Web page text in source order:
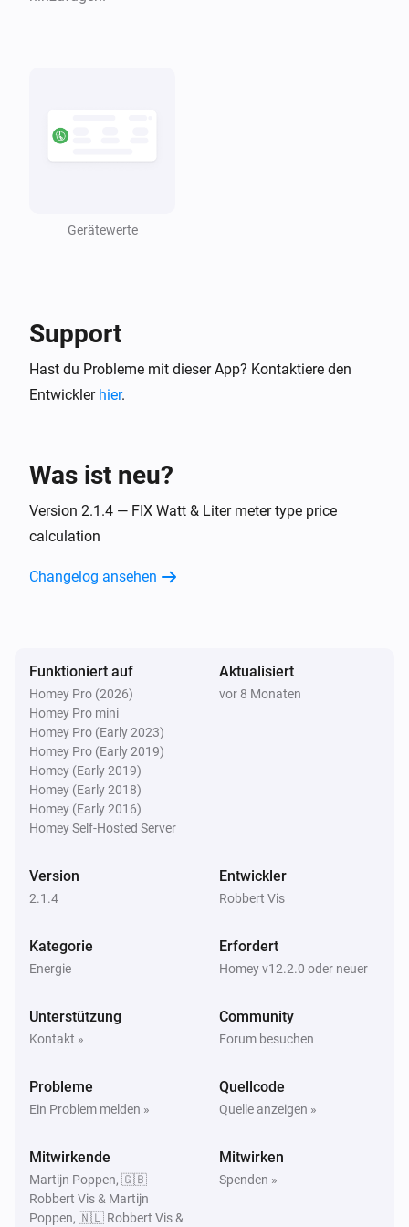
Der Laufende Alarm wurde eingeschaltet
Flüssigkeitszähler (gal)
Der monetäre Wert hat sich geändert
Flüssigkeitszähler (L)
Der laufende Alarm wurde ausgeschaltet
Gaszähler (ft3)
Der Laufende Alarm wurde eingeschaltet
Gaszähler (ft3)
Der laufende Alarm wurde ausgeschaltet
Gaszähler (ft3)
Gaszähler (m3)
Gewichtsmesser (oz)
Der Laufende Alarm wurde eingeschaltet
Gerätewerte
Support
Hast du Probleme mit dieser App? Kontaktiere den
Entwickler hier.
Was ist neu?
Version 2.1.4 — FIX Watt & Liter meter type price
calculation
Changelog ansehen
Funktioniert auf
Homey Pro (2026)
Homey Pro mini
Homey Pro (Early 2023)
Homey Pro (Early 2019)
Homey (Early 2019)
Homey (Early 2018)
Homey (Early 2016)
Homey Self-Hosted Server
Aktualisiert
vor 8 Monaten
Version
2.1.4
Entwickler
Robbert Vis
Kategorie
Energie
Erfordert
Homey v12.2.0 oder neuer
Unterstützung
Kontakt »
Community
Forum besuchen
Probleme
Ein Problem melden »
Quellcode
Quelle anzeigen »
Mitwirkende
Martijn Poppen, 🇬🇧
Robbert Vis & Martijn
Poppen, 🇳🇱 Robbert Vis &
Mitwirken
Spenden »